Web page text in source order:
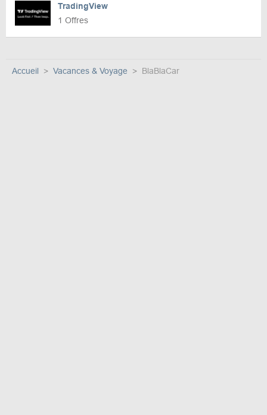
TradingView
1 Offres
Accueil Vacances & Voyage BlaBlaCar